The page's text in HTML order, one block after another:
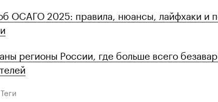
ОСАГО 2025: правила, нюансы, лайфхаки и
регионы России, где больше всего
Теги